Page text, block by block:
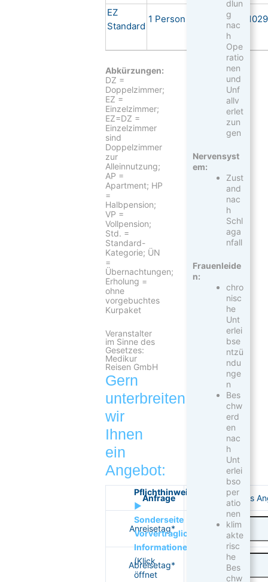
EZ
Standard
1 Person 1029
Abkürzungen:
DZ =
Doppelzimmer;
EZ =
Einzelzimmer;
EZ=DZ =
Einzelzimmer
sind
Doppelzimmer
zur
Alleinnutzung;
AP =
Apartment; HP
=
Halbpension;
VP =
Vollpension;
Std. =
Standard-
Kategorie; ÜN
=
Übernachtungen;
Erholung =
ohne
vorgebuchtes
Kurpaket
Veranstalter
im Sinne des
Gesetzes:
Medikur
Reisen GmbH
Gern
unterbreiten
wir
Ihnen
ein
Angebot:
Anfrage unverbindliches
Anreisetag*
Abreisetag*
Pflichthinweise:
►
Sonderseite
Vorvertragliche
Informationen
(Klick
öffnet
dlun
g
nac
h
Ope
ratio
nen
und
Unf
allv
erlet
zun
gen
Nervensyst
em:
Zust
and
nac
h
Schl
aga
nfall
Frauenleide
n:
chro
nisc
he
Unt
erlei
bse
ntzü
ndu
nge
n
Bes
chw
erd
en
nac
h
Unt
erlei
bso
per
atio
nen
klim
akte
risc
he
Bes
chw